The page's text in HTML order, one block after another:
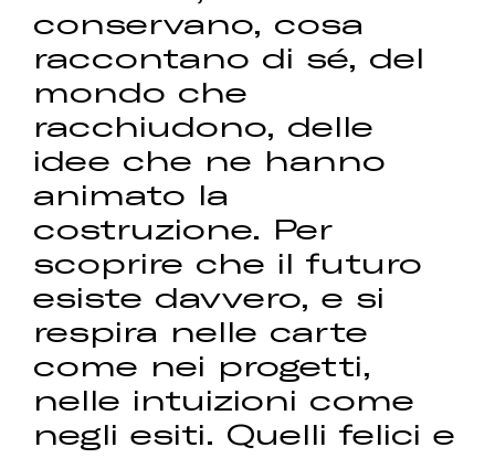
conservano, cosa
raccontano di sé, del
mondo che
racchiudono, delle
idee che ne hanno
animato la
costruzione. Per
scoprire che il futuro
esiste davvero, e si
respira nelle carte
come nei progetti,
nelle intuizioni come
negli esiti. Quelli felici e